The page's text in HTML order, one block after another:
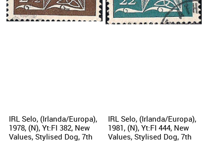
IRL Selo, (Irlanda/Europa),
1978, (N), Yt:FI 382, New
Values, Stylised Dog, 7th
IRL Selo, (Irlanda/Europa),
1981, (N), Yt:FI 444, New
Values, Stylised Dog, 7th